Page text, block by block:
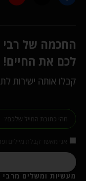
החכמה של
לכם את החיים!
קבלו אותה ישירות
מעשיות ומשלים